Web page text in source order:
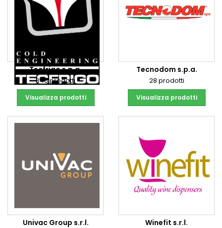
Tecfrigo s.p.a.
346 prodotti
Visualizza prodotti
Tecnodom s.p.a.
28 prodotti
Visualizza prodotti
Univac Group s.r.l. Winefit s.r.l.